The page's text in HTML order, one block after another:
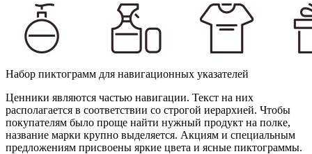
Набор пиктограмм для навигационных указателей
Ценники являются частью навигации. Текст на них
располагается в соответствии со строгой иерархией. Чтобы
покупателям было проще найти нужный продукт на полке,
название марки крупно выделяется. Акциям и специальным
предложениям присвоены яркие цвета и ясные пиктограммы.